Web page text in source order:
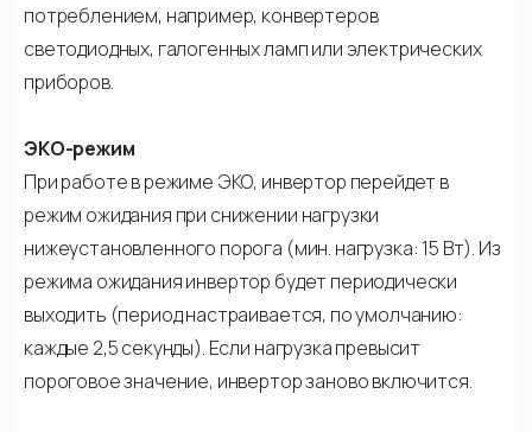
потреблением, например, конвертеров
светодиодных, галогенных ламп или электрических
приборов.
ЭКО-режим
При работе в режиме ЭКО, инвертор перейдет в
режим ожидания при снижении нагрузки
нижеустановленного порога (мин. нагрузка: 15 Вт). Из
режима ожидания инвертор будет периодически
выходить (период настраивается, по умолчанию:
каждые 2,5 секунды). Если нагрузка превысит
пороговое значение, инвертор заново включится.